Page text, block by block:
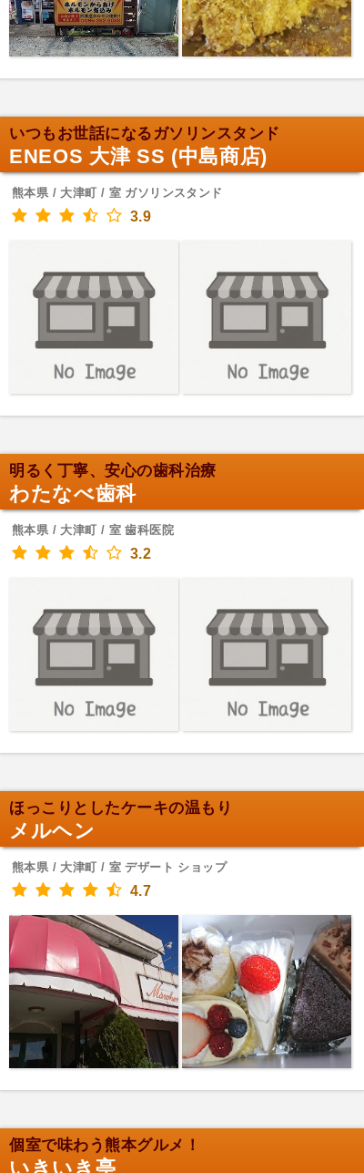
いつもお世話になるガソリンスタンド
ENEOS 大津 SS (中島商店)
熊本県 / 大津町 / 室 ガソリンスタンド
3.9
明るく丁寧、安心の歯科治療
わたなべ歯科
熊本県 / 大津町 / 室 歯科医院
3.2
ほっこりとしたケーキの温もり
メルヘン
熊本県 / 大津町 / 室 デザート ショップ
4.7
個室で味わう熊本グルメ！
いきいき亭